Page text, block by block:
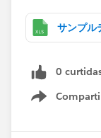
サンプル
0
Show